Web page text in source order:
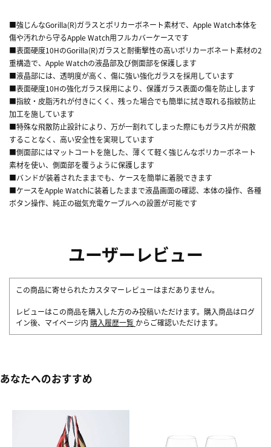
■強じんなGorilla(R)ガラスとポリカーボネート素材で、Apple Watch本体を
傷や汚れから守るApple Watch用フルカバーケースです
■表面硬度10HのGorilla(R)ガラスと耐衝撃性の高いポリカーボネート素材の2
重構造で、Apple Watchの液晶部及び側面部を保護します
■液晶部には、透明度が高く、傷に強い強化ガラスを採用しています
■表面硬度10Hの強化ガラス採用により、保護ガラス表面の傷を防止します
■指紋・皮脂汚れが付きにくく、残った場合でも簡単に拭き取れる指紋防止
加工を施しています
■特殊な飛散防止設計により、万が一割れてしまった際にもガラス片が飛散
することなく、高い安全性を実現しています
■側面部にはマットコートを施した、薄くて軽く強じんなポリカーボネート
素材を使い、側面部を覆うように保護します
■バンドが装着されたままでも、ケースを簡単に着脱できます
■ケースをApple Watchに装着したままで液晶画面の確認、本体の操作、各種
ボタン操作、純正の磁気充電ケーブルへの設置が可能です
ユーザーレビュー
この商品に寄せられたカスタマーレビューはまだありません。
レビューはこの商品を購入した方のみ投稿いただけます。購入商品はログ
イン後、マイページ内 購入履歴一覧 からご確認いただけます。
あなたへのおすすめ